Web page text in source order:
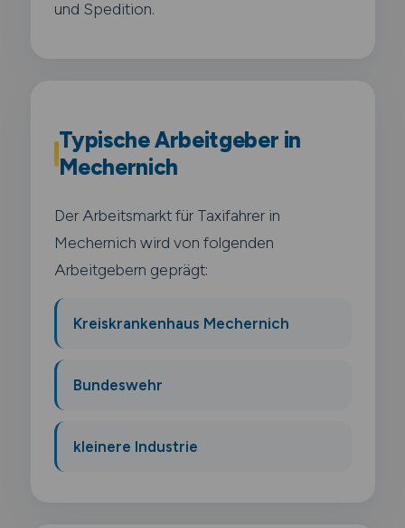
und Spedition.
Typische Arbeitgeber in
Mechernich
Der Arbeitsmarkt für Taxifahrer in
Mechernich wird von folgenden
Arbeitgebern geprägt:
Kreiskrankenhaus Mechernich
Bundeswehr
kleinere Industrie